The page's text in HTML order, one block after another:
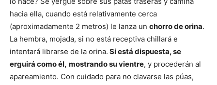
hacia ella, cuando está relativamente cerca
(aproximadamente 2 metros) le lanza un chorro de orina.
La hembra, mojada, si no está receptiva chillará e
intentará librarse de la orina. Si está dispuesta, se
erguirá como él, mostrando su vientre, y procederán al
apareamiento. Con cuidado para no clavarse las púas,